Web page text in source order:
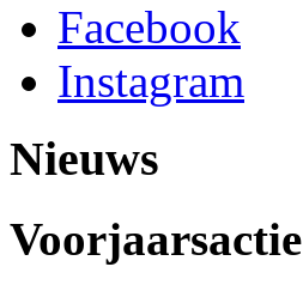
Facebook
Instagram
Nieuws
Voorjaarsactie